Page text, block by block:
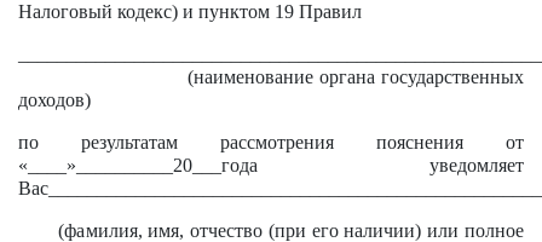
Налоговый кодекс) и пунктом 19 Правил
(наименование органа государственных
доходов)
по результатам рассмотрения пояснения от
«____»__________20___года уведомляет
(фамилия, имя, отчество (при его наличии) или полное